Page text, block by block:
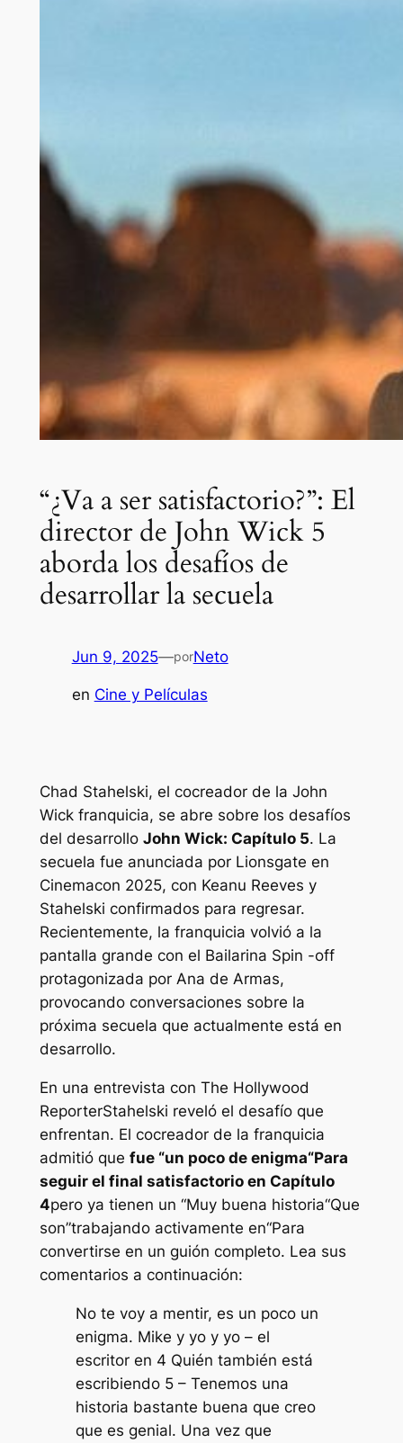
“¿Va a ser satisfactorio?”: El
director de John Wick 5
aborda los desafíos de
desarrollar la secuela
Jun 9, 2025—porNeto
en Cine y Películas
Chad Stahelski, el cocreador de la John
Wickfranquicia, se abre sobre los desafíos
del desarrollo John Wick: Capítulo 5. La
secuela fue anunciada por Lionsgate en
Cinemacon 2025, con Keanu Reeves y
Stahelski confirmados para regresar.
Recientemente, la franquicia volvió a la
pantalla grande con el Bailarina Spin -off
protagonizada por Ana de Armas,
provocando conversaciones sobre la
próxima secuela que actualmente está en
desarrollo.
En una entrevista con The Hollywood
ReporterStahelski reveló el desafío que
enfrentan. El cocreador de la franquicia
admitió que fue “un poco de enigma“Para
seguir el final satisfactorio en Capítulo
4pero ya tienen un “Muy buena historia“Que
son”trabajando activamente en“Para
convertirse en un guión completo. Lea sus
comentarios a continuación:
No te voy a mentir, es un poco un
enigma. Mike y yo y yo – el
escritor en 4 Quién también está
escribiendo 5– Tenemos una
historia bastante buena que creo
que es genial. Una vez que